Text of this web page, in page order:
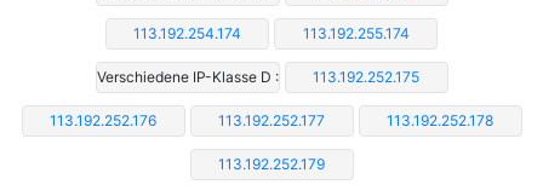
113.192.254.174 113.192.255.174
Verschiedene IP-Klasse D : 113.192.252.175
113.192.252.176 113.192.252.177 113.192.252.178
113.192.252.179